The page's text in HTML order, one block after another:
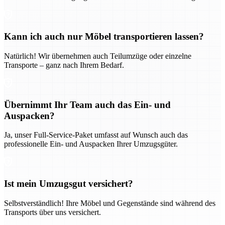
Kann ich auch nur Möbel transportieren lassen?
Natürlich! Wir übernehmen auch Teilumzüge oder einzelne
Transporte – ganz nach Ihrem Bedarf.
Übernimmt Ihr Team auch das Ein- und
Auspacken?
Ja, unser Full-Service-Paket umfasst auf Wunsch auch das
professionelle Ein- und Auspacken Ihrer Umzugsgüter.
Ist mein Umzugsgut versichert?
Selbstverständlich! Ihre Möbel und Gegenstände sind während des
Transports über uns versichert.